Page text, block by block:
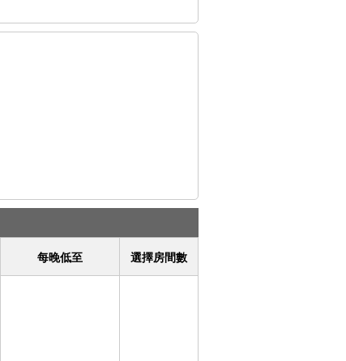
每晚低至 選擇房間數